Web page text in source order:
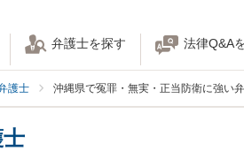
弁護士を探す 法律Q&A
護士 沖縄県で冤罪・無実・正当防衛に強い